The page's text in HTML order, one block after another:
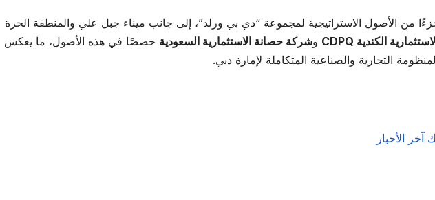
من الأصول الاستراتيجية لمجموعة “دي بي ورلد”، إلى جانب ميناء جبل علي والمنطقة الحرة
الكندية وشركة حصانة الاستثمارية السعودية حصصًا في هذه الأصول، ما يعكس
التجارية والصناعية المتكاملة لإمارة دبي.
الأخبار